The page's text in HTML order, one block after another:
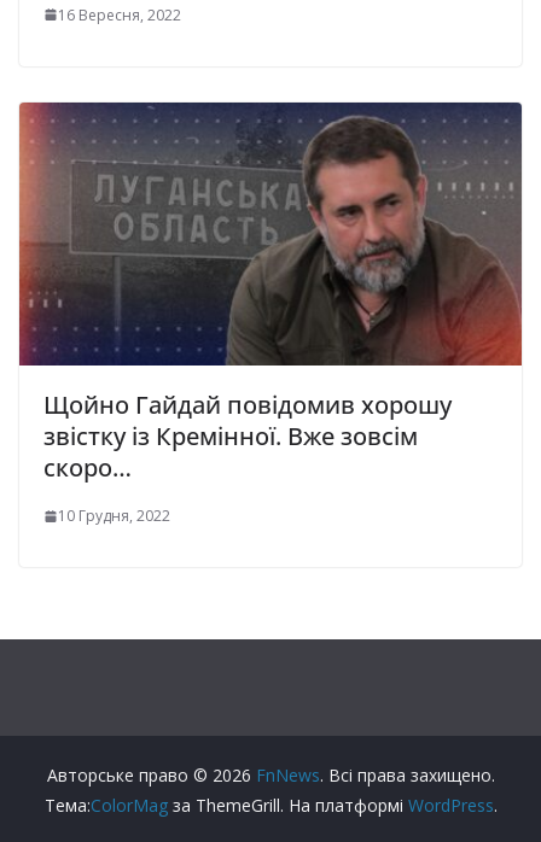
16 Вересня, 2022
Щойно Гайдай повідомив хорошу
звістку із Кремінної. Вже зовсім
скоро…
10 Грудня, 2022
Авторське право © 2026 FnNews. Всі права захищено.
Тема:ColorMagза ThemeGrill. На платформі WordPress.